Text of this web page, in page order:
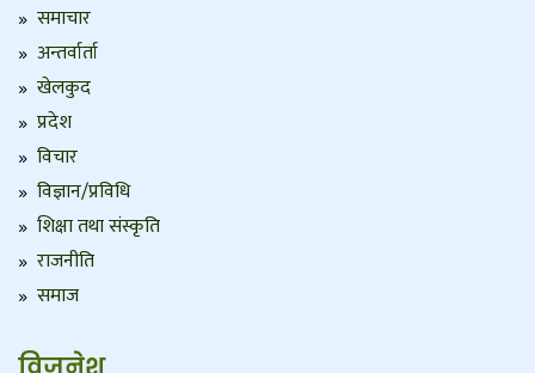
समाचार
अन्तर्वार्ता
खेलकुद
प्रदेश
विचार
विज्ञान/प्रविधि
शिक्षा तथा संस्कृति
राजनीति
समाज